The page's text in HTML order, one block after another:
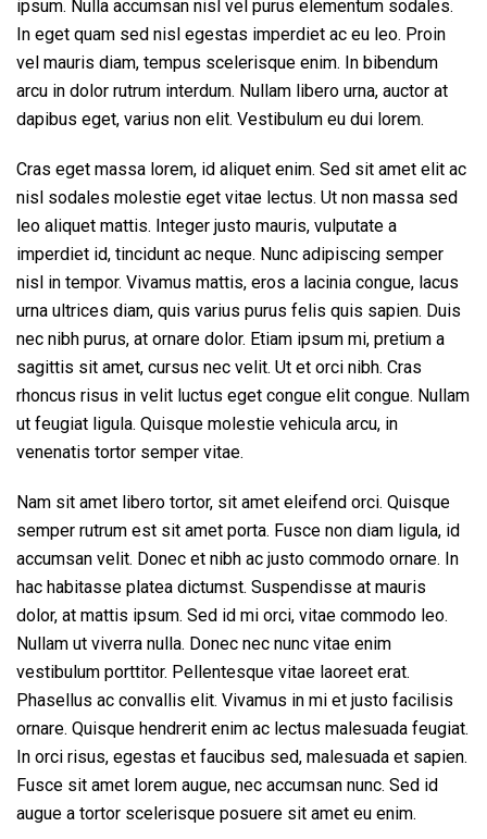
ipsum. Nulla accumsan nisl vel purus elementum sodales.
In eget quam sed nisl egestas imperdiet ac eu leo. Proin
vel mauris diam, tempus scelerisque enim. In bibendum
arcu in dolor rutrum interdum. Nullam libero urna, auctor at
dapibus eget, varius non elit. Vestibulum eu dui lorem.
Cras eget massa lorem, id aliquet enim. Sed sit amet elit ac
nisl sodales molestie eget vitae lectus. Ut non massa sed
leo aliquet mattis. Integer justo mauris, vulputate a
imperdiet id, tincidunt ac neque. Nunc adipiscing semper
nisl in tempor. Vivamus mattis, eros a lacinia congue, lacus
urna ultrices diam, quis varius purus felis quis sapien. Duis
nec nibh purus, at ornare dolor. Etiam ipsum mi, pretium a
sagittis sit amet, cursus nec velit. Ut et orci nibh. Cras
rhoncus risus in velit luctus eget congue elit congue. Nullam
ut feugiat ligula. Quisque molestie vehicula arcu, in
venenatis tortor semper vitae.
Nam sit amet libero tortor, sit amet eleifend orci. Quisque
semper rutrum est sit amet porta. Fusce non diam ligula, id
accumsan velit. Donec et nibh ac justo commodo ornare. In
hac habitasse platea dictumst. Suspendisse at mauris
dolor, at mattis ipsum. Sed id mi orci, vitae commodo leo.
Nullam ut viverra nulla. Donec nec nunc vitae enim
vestibulum porttitor. Pellentesque vitae laoreet erat.
Phasellus ac convallis elit. Vivamus in mi et justo facilisis
ornare. Quisque hendrerit enim ac lectus malesuada feugiat.
In orci risus, egestas et faucibus sed, malesuada et sapien.
Fusce sit amet lorem augue, nec accumsan nunc. Sed id
augue a tortor scelerisque posuere sit amet eu enim.